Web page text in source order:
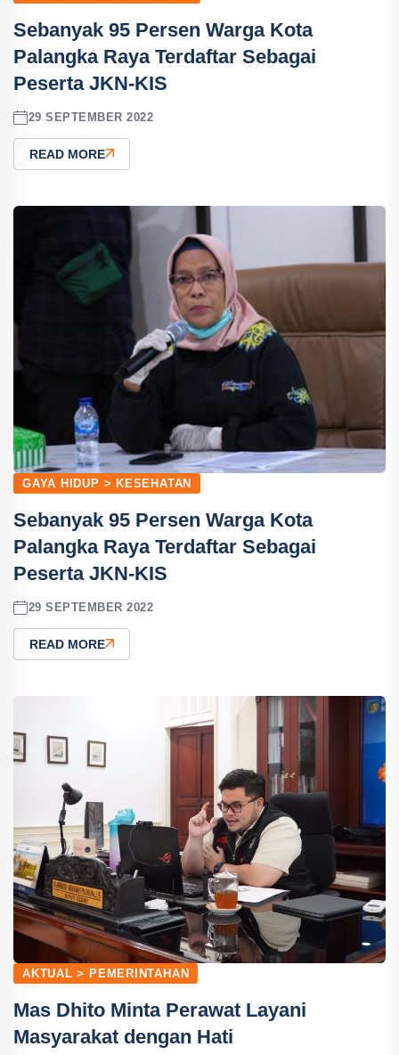
Sebanyak 95 Persen Warga Kota
Palangka Raya Terdaftar Sebagai
Peserta JKN-KIS
29 SEPTEMBER 2022
READ MORE
GAYA HIDUP > KESEHATAN
Sebanyak 95 Persen Warga Kota
Palangka Raya Terdaftar Sebagai
Peserta JKN-KIS
29 SEPTEMBER 2022
READ MORE
AKTUAL > PEMERINTAHAN
Mas Dhito Minta Perawat Layani
Masyarakat dengan Hati